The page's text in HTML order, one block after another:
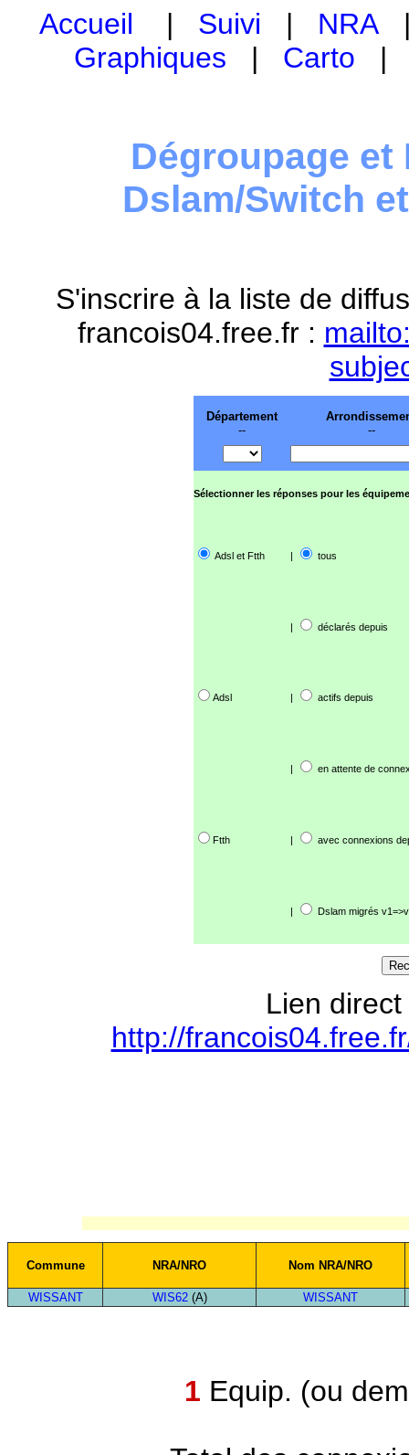
Accueil | Suivi | NRA
Graphiques | Carto
Dégroupage et
Dslam/Switch
S'inscrire à la liste de
francois04.free.fr :
Département
--
--
Sélectionner les réponses pour les
Adsl et Ftth | tous
| déclarés depuis
Adsl | actifs depuis
| en attente de
Ftth | avec connexions
| Dslam migrés
Lien
http://
Commune NRA/NRO Nom NRA/NRO
WISSANT WIS62(A) WISSANT
1 Equip. (ou